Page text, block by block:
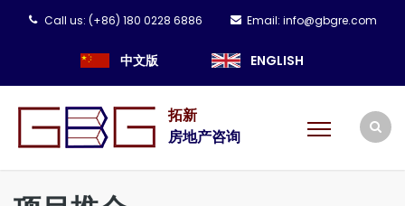
Call us: (+86) 180 0228 6886 Email: info@gbgre.com
中文版 ENGLISH
拓新
房地产咨询